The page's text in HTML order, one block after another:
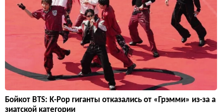
Бойкот BTS: K-Pop гиганты отказались от «Грэмми» из-за а
зиатской категории